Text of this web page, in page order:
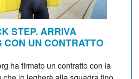
STEP. ARRIVA
UN CONTRATTO
ha firmato un contratto con la